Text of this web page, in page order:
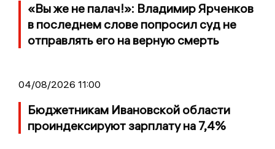
«Вы же не палач!»: Владимир Ярченков
в последнем слове попросил суд не
отправлять его на верную смерть
04/08/2026 11:00
Бюджетникам Ивановской области
проиндексируют зарплату на 7,4%